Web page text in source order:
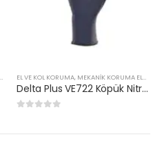
EL VE KOL KORUMA, MEKANIK KORUMA ELDIVENLERI
Delta Plus VE722 Köpük Nitril Eldiven